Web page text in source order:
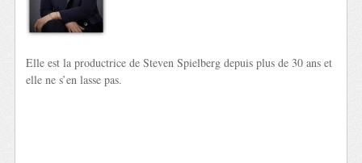
Elle est la productrice de Steven Spielberg depuis plus de 30 ans et
elle ne s’en lasse pas.